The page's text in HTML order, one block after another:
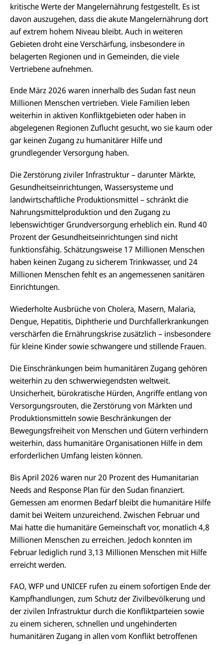
kritische Werte der Mangelernährung festgestellt. Es ist
davon auszugehen, dass die akute Mangelernährung dort
aufextrem hohem Niveau bleibt. Auch in weiteren
Gebieten droht eine Verschärfung, insbesondere in
belagerten Regionen und in Gemeinden, die viele
Vertriebene aufnehmen.
Ende März 2026 waren innerhalb des Sudan fast neun
Millionen Menschen vertrieben. Viele Familien leben
weiterhin in aktiven Konfliktgebieten oder haben in
abgelegenen Regionen Zuflucht gesucht, wo sie kaum oder
gar keinen Zugang zu humanitärer Hilfe und
grundlegender Versorgung haben.
Die Zerstörung ziviler Infrastruktur – darunter Märkte,
Gesundheitseinrichtungen, Wassersysteme und
landwirtschaftliche Produktionsmittel – schränkt die
Nahrungsmittelproduktion und den Zugang zu
lebenswichtiger Grundversorgung erheblich ein. Rund 40
Prozent der Gesundheitseinrichtungen sind nicht
funktionsfähig. Schätzungsweise 17 Millionen Menschen
haben keinen Zugang zu sicherem Trinkwasser, und 24
Millionen Menschen fehlt es an angemessenen sanitären
Einrichtungen.
Wiederholte Ausbrüche von Cholera, Masern, Malaria,
Dengue, Hepatitis, Diphtherie und Durchfallerkrankungen
verschärfen die Ernährungskrise zusätzlich – insbesondere
für kleine Kinder sowie schwangere und stillende Frauen.
Die Einschränkungen beim humanitären Zugang gehören
weiterhin zu den schwerwiegendsten weltweit.
Unsicherheit, bürokratische Hürden, Angriffe entlang von
Versorgungsrouten, die Zerstörung von Märkten und
Produktionsmitteln sowie Beschränkungen der
Bewegungsfreiheit von Menschen und Gütern verhindern
weiterhin, dass humanitäre Organisationen Hilfe in dem
erforderlichen Umfang leisten können.
Bis April 2026 waren nur 20 Prozent des Humanitarian
Needs and Response Plan für den Sudan finanziert.
Gemessen am enormen Bedarf bleibt die humanitäre Hilfe
damit bei Weitem unzureichend. Zwischen Februar und
Mai hatte die humanitäre Gemeinschaft vor, monatlich 4,8
Millionen Menschen zu erreichen. Jedoch konnten im
Februar lediglich rund 3,13 Millionen Menschen mit Hilfe
erreicht werden.
FAO, WFP und UNICEF rufen zu einem sofortigen Ende der
Kampfhandlungen, zum Schutz der Zivilbevölkerung und
der zivilen Infrastruktur durch die Konfliktparteien sowie
zu einem sicheren, schnellen und ungehinderten
humanitären Zugang in allen vom Konflikt betroffenen